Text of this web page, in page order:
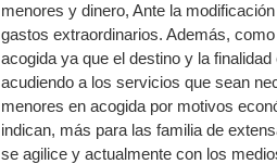
menores y dinero, Ante la
gastos extraordinarios. Además,
acogida ya que el destino y la
acudiendo a los servicios que sean
menores en acogida por motivos
indican, más para las familia de
se agilice y actualmente con los